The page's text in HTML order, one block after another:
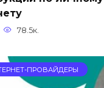
78.5к.
ПРОВАЙДЕРЫ